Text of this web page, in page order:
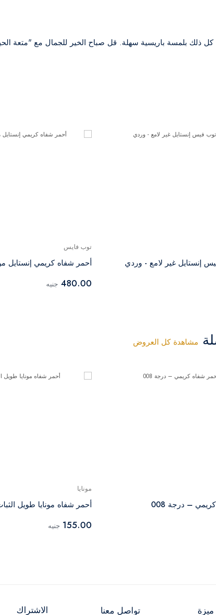
كل ذلك بلمسة باريسية سهلة. قل صباح الخير للجمال مع "متعة
إنستايل غير لامع - وردي
توب فايس
أحمر شفاه كريمي إنستايل
480.00 جنيه
مشاهدة كل العروض
– درجة 008
مونايا
أحمر شفاه مونايا طويل
155.00 جنيه
تواصل معنا الاشتراك